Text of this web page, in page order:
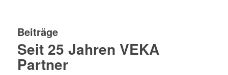
Beiträge
Seit 25 Jahren VEKA
Partner